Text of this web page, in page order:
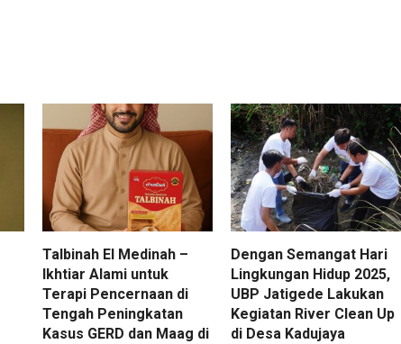
Talbinah El Medinah –
Ikhtiar Alami untuk
Terapi Pencernaan di
Tengah Peningkatan
Kasus GERD dan Maag di
Dengan Semangat Hari
Lingkungan Hidup 2025,
UBP Jatigede Lakukan
Kegiatan River Clean Up
di Desa Kadujaya